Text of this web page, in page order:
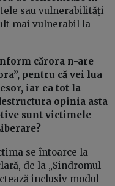
sau vulnerabilități
mai vulnerabil la
cărora n-are
pentru că vei lua
iar ea tot la
opinia asta
sunt victimele
se întoarce la
de la „Sindromul
inclusiv modul